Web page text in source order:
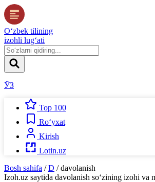
O‘zbek tilining
izohli lug‘ati
ЎЗ
Top 100
Ro‘yxat
Kirish
Lotin.uz
Bosh sahifa / D / davolanish
Izoh.uz saytida davolanish so‘zining izohi va